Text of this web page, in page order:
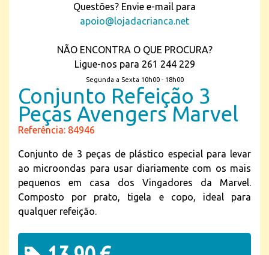
Questões? Envie e-mail para
apoio@lojadacrianca.net
NÃO ENCONTRA O QUE PROCURA?
Ligue-nos para 261 244 229
Segunda a Sexta 10h00 - 18h00
Conjunto Refeição 3
Peças Avengers Marvel
Referência: 84946
Conjunto de 3 peças de plástico especial para levar
ao microondas para usar diariamente com os mais
pequenos em casa dos Vingadores da Marvel.
Composto por prato, tigela e copo, ideal para
qualquer refeição.